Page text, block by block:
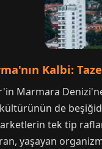
Kalbi:
Marmara
de
tek tip
yaşayan